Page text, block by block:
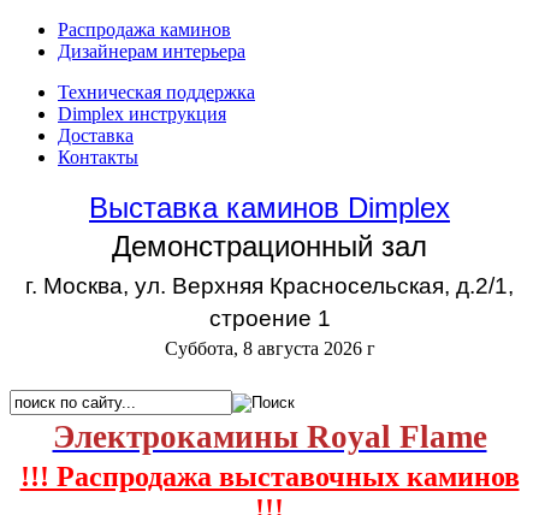
Распродажа каминов
Дизайнерам интерьера
Техническая поддержка
Dimplex инструкция
Доставка
Контакты
Выставка каминов Dimplex
Демонстрационный зал
г. Москва, ул. Верхняя Красносельская, д.2/1,
строение 1
Суббота, 8 августа 2026 г
Электрокамины Royal Flame
!!! Распродажа выставочных каминов